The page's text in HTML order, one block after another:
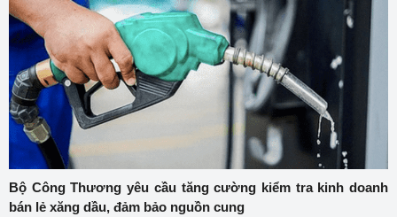
Bộ Công Thương yêu cầu tăng cường kiểm tra kinh doanh
bán lẻ xăng dầu, đảm bảo nguồn cung